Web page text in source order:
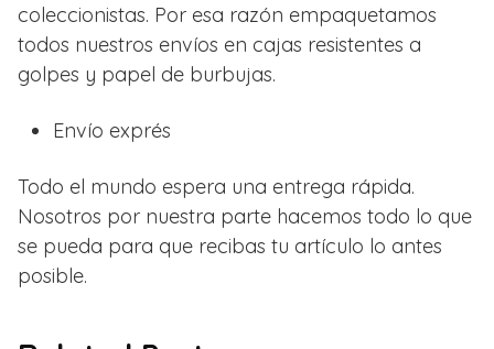
coleccionistas. Por esa razón empaquetamos
todos nuestros envíos en cajas resistentes a
golpes y papel de burbujas.
Envío exprés
Todo el mundo espera una entrega rápida.
Nosotros por nuestra parte hacemos todo lo que
se pueda para que recibas tu artículo lo antes
posible.